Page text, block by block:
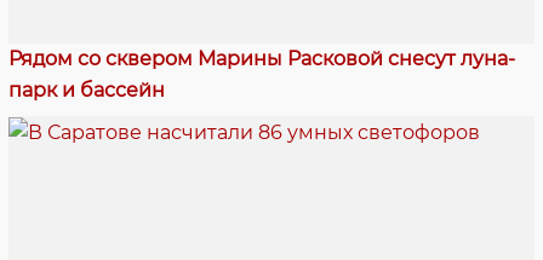
Рядом со сквером Марины Расковой снесут луна-
парк и бассейн